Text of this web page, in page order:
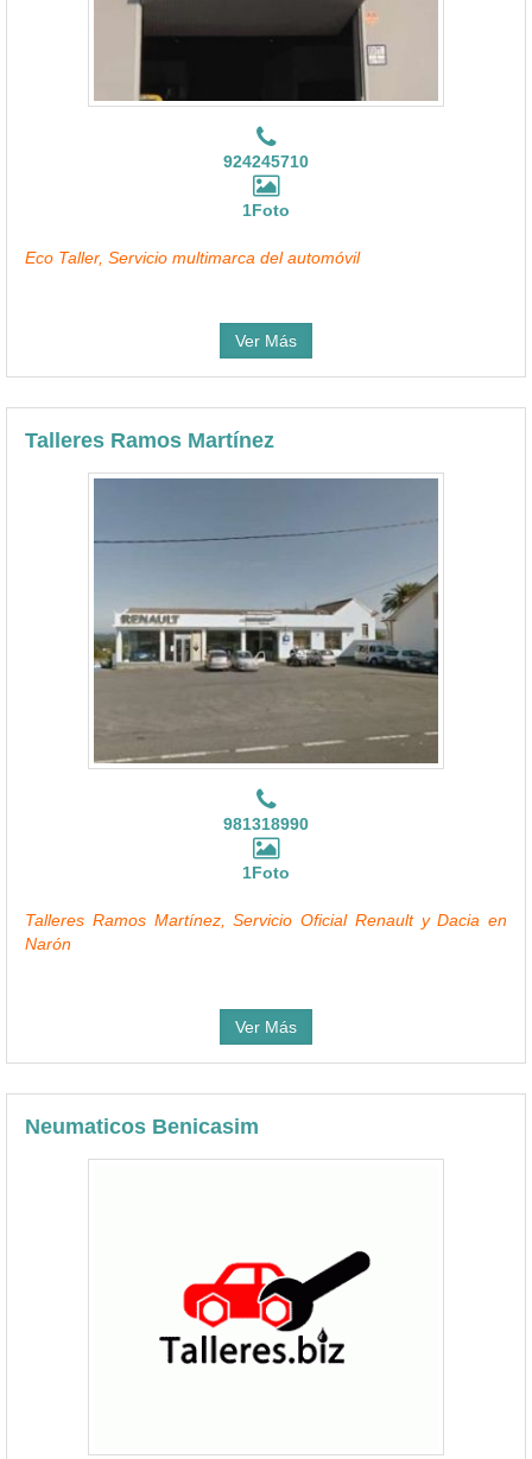
924245710
1Foto
Eco Taller, Servicio multimarca del automóvil
Ver Más
Talleres Ramos Martínez
981318990
1Foto
Talleres Ramos Martínez, Servicio Oficial Renault y Dacia en
Narón
Ver Más
Neumaticos Benicasim